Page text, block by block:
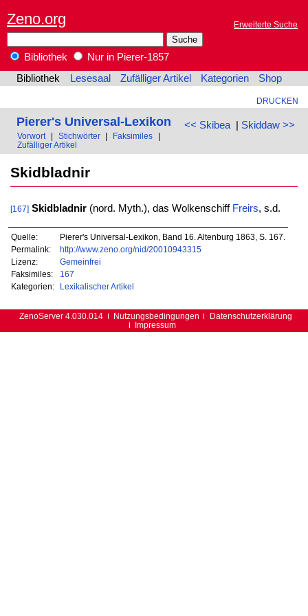
Zeno.org Erweiterte Suche
Bibliothek
Nur in Pierer-1857
Bibliothek
Lesesaal Zufälliger Artikel Kategorien Shop
DRUCKEN
<< Skibea| Skiddaw >>
Pierer's Universal-Lexikon
Vorwort Stichwörter Faksimiles
Zufälliger Artikel
Skidbladnir
[167] Skidbladnir(nord. Myth.), das Wolkenschiff Freirs, s.d.
Quelle:
Pierer's Universal-Lexikon, Band 16. Altenburg 1863, S. 167.
Permalink:
http://www.zeno.org/nid/20010943315
Lizenz:
Gemeinfrei
Faksimiles:
167
Kategorien:
Lexikalischer Artikel
ZenoServer 4.030.014 Nutzungsbedingungen
Datenschutzerklärung
Impressum